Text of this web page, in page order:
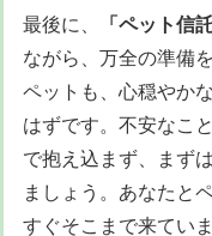
最後に、 「ペット信託
ながら、万全の準備
ペットも、心穏やか
はずです。不安なこ
で抱え込まず、まず
ましょう。あなたと
すぐそこまで来ていま